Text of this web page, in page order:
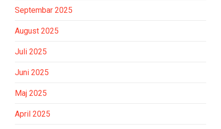
Septembar 2025
August 2025
Juli 2025
Juni 2025
Maj 2025
April 2025